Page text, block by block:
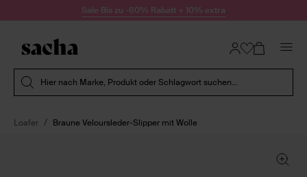
Zum Inhalt springenSale Bis zu -60% Rabatt + 10% extra
Hier nach Marke, Produkt oder Schlagwort suchen...
Loafer Braune Veloursleder-Slipper mit Wolle